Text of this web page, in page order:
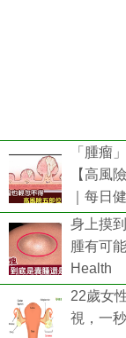
「腫瘤
【高風
｜每日
身上摸
腫有可
Health
22歲女
視，一